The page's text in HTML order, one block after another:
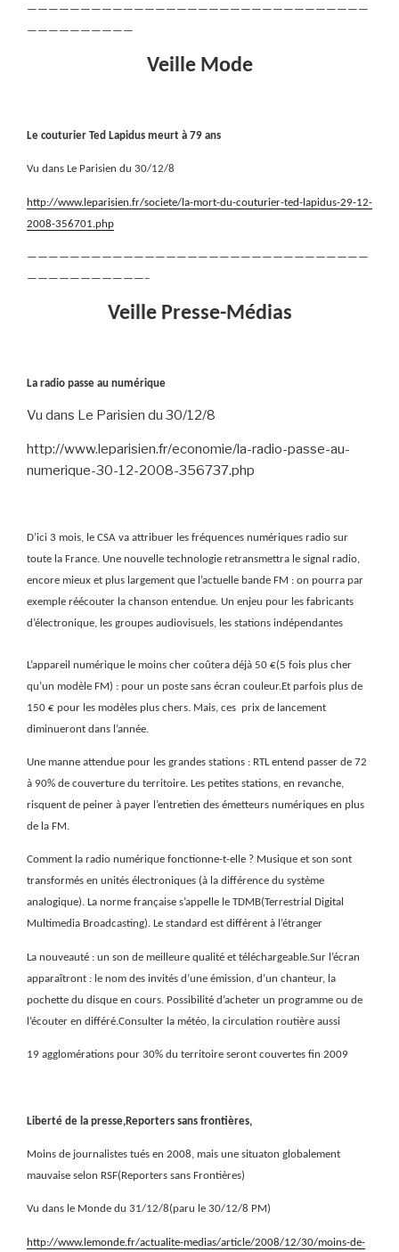
————————————————————————————————
——————————
Veille Mode
Le couturier Ted Lapidus meurt à 79 ans
Vu dans Le Parisien du 30/12/8
http://www.leparisien.fr/societe/la-mort-du-couturier-ted-lapidus-29-12-
2008-356701.php
————————————————————————————————
———————————–
Veille Presse-Médias
La radio passe au numérique
Vu dans Le Parisien du 30/12/8
http://www.leparisien.fr/economie/la-radio-passe-au-
numerique-30-12-2008-356737.php
D’ici 3 mois, le CSA va attribuer les fréquences numériques radio sur
toute la France. Une nouvelle technologie retransmettra le signal radio,
encore mieux et plus largement que l’actuelle bande FM : on pourra par
exemple réécouter la chanson entendue. Un enjeu pour les fabricants
d’électronique, les groupes audiovisuels, les stations indépendantes
L’appareil numérique le moins cher coûtera déjà 50 €(5 fois plus cher
qu’un modèle FM) : pour un poste sans écran couleur.Et parfois plus de
150 € pour les modèles plus chers. Mais, ces prix de lancement
diminueront dans l’année.
Une manne attendue pour les grandes stations : RTL entend passer de 72
à 90% de couverture du territoire. Les petites stations, en revanche,
risquent de peiner à payer l’entretien des émetteurs numériques en plus
de la FM.
Comment la radio numérique fonctionne-t-elle ? Musique et son sont
transformés en unités électroniques (à la différence du système
analogique). La norme française s’appelle le TDMB(Terrestrial Digital
Multimedia Broadcasting). Le standard est différent à l’étranger
La nouveauté : un son de meilleure qualité et téléchargeable.Sur l’écran
apparaîtront : le nom des invités d’une émission, d’un chanteur, la
pochette du disque en cours. Possibilité d’acheter un programme ou de
l’écouter en différé.Consulter la météo, la circulation routière aussi
19 agglomérations pour 30% du territoire seront couvertes fin 2009
Liberté de la presse,Reporters sans frontières,
Moins de journalistes tués en 2008, mais une situaton globalement
mauvaise selon RSF(Reporters sans Frontières)
Vu dans le Monde du 31/12/8(paru le 30/12/8 PM)
http://www.lemonde.fr/actualite-medias/article/2008/12/30/moins-de-